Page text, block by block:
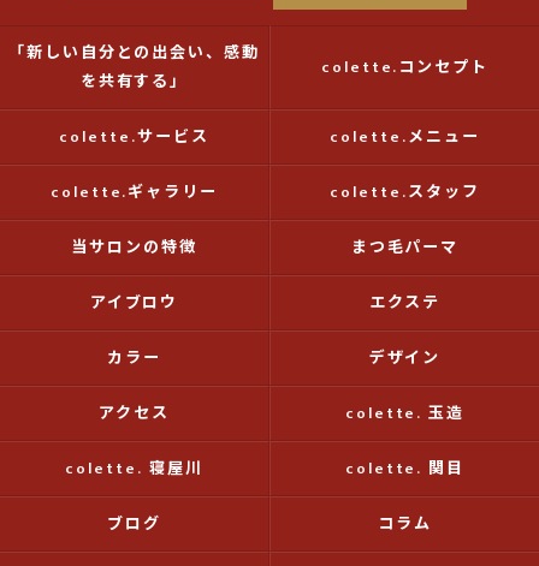
「新しい自分との出会い、感動
を共有する」
colette.コンセプト
colette.サービス colette.メニュー
colette.ギャラリー colette.スタッフ
当サロンの特徴 まつ毛パーマ
アイブロウ エクステ
カラー デザイン
アクセス colette. 玉造
colette. 寝屋川 colette. 関目
ブログ コラム